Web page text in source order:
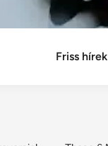
Friss hírek